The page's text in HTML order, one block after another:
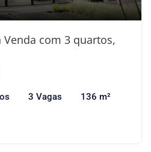
com 3 quartos,
3 Vagas 136 m²